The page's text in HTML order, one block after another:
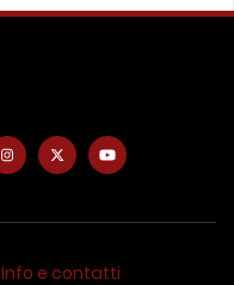
Info e contatti